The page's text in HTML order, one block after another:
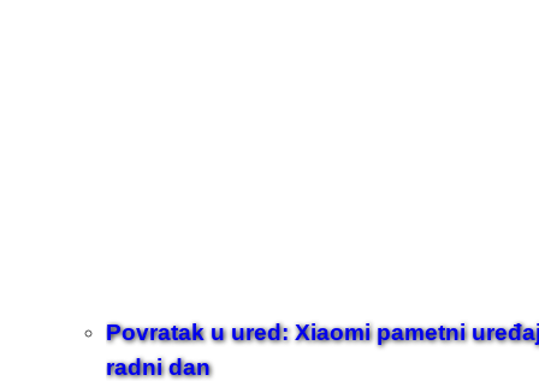
Povratak u ured: Xiaomi pametni
radni dan